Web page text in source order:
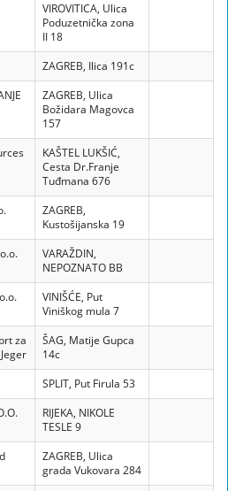
VIROVITICA, Ulica
Poduzetnička zona
II 18
ZAGREB, Ilica 191c
ZAGREB, Ulica
Božidara Magovca
157
KAŠTEL LUKŠIĆ,
Cesta Dr.Franje
Tuđmana 676
ZAGREB,
Kustošijanska 19
VARAŽDIN,
NEPOZNATO BB
VINIŠĆE, Put
Viniškog mula 7
za
ŠAG, Matije Gupca
14c
SPLIT, Put Firula 53
RIJEKA, NIKOLE
TESLE 9
ZAGREB, Ulica
grada Vukovara 284